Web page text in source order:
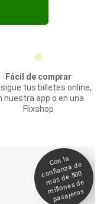
Fácil de comprar
tus billetes online,
nuestra app o en una
Flixshop
Con la
confianza de
más de 500
millones de
pasajeros